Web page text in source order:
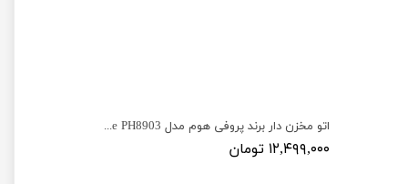
اتو مخزن دار برند پروفی هوم مدل Proffi Home PH8903
۱۲,۴۹۹,۰۰۰ تومان